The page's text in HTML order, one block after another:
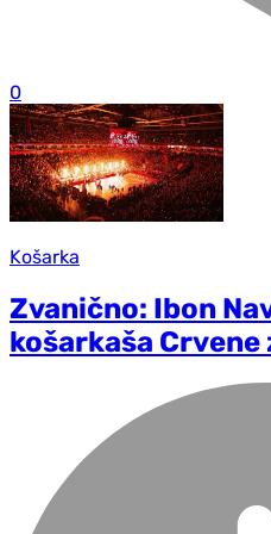
0
Košarka
Zvanično: Ibon
košarkaša Crvene